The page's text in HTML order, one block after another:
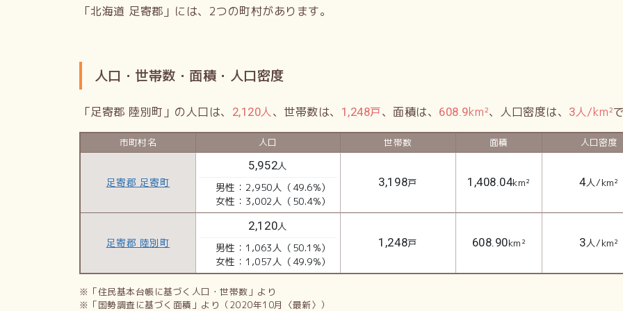
「北海道 足寄郡」には、2つの町村があります。
人口・世帯数・面積・人口密度
「足寄郡 陸別町」の人口は、 2,120人、世帯数は、 1,248戸、面積は、 608.9km²、人口密度は、 3人/km²
市町村名 人口 世帯数 面積 人口密度
足寄郡 足寄町
5,952人
男性：2,950人（49.6%）
女性：3,002人（50.4%）
3,198戸 1,408.04km² 4人/km²
足寄郡 陸別町
2,120人
男性：1,063人（50.1%）
女性：1,057人（49.9%）
1,248戸 608.90km² 3人/km²
※「住民基本台帳に基づく人口・世帯数」より
※「国勢調査に基づく面積」より（2020年10月〈最新〉）